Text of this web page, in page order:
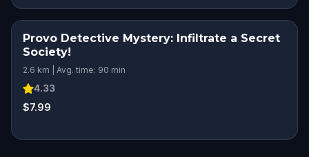
Provo Detective Mystery: Infiltrate a Secret
Society!
2.6 km | Avg. time: 90 min
4.33
$7.99